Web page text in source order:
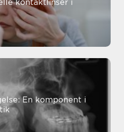
kontaktlinser i
En komponent i